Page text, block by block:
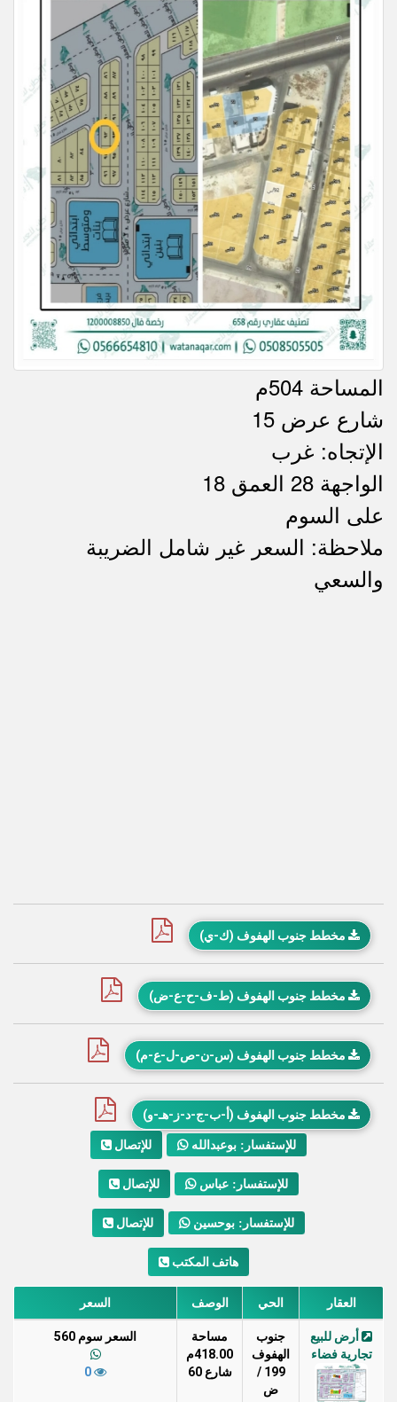
المساحة 504م
شارع عرض 15
الإتجاه: غرب
الواجهة 28 العمق 18
على السوم
ملاحظاتملاحظة: السعر غير شامل الضريبة
والسعي
مخطط جنوب الهفوف (ك-ي)
مخطط جنوب الهفوف (ط-ف-ح-ع-ض)
مخطط جنوب الهفوف (س-ن-ص-ل-ع-م)
مخطط جنوب الهفوف (أ-ب-ج-د-ز-هـ-و)
للإتصال للإستفسار: بوعبدالله
للإتصال للإستفسار: عباس
للإتصال للإستفسار: بوحسين
هاتف المكتب
العقار الحي الوصف السعر
أرض للبيع
تجارية فضاء
جنوب
الهفوف
199 /
ض
مساحة
418.00م
شارع 60
السعر سوم 560